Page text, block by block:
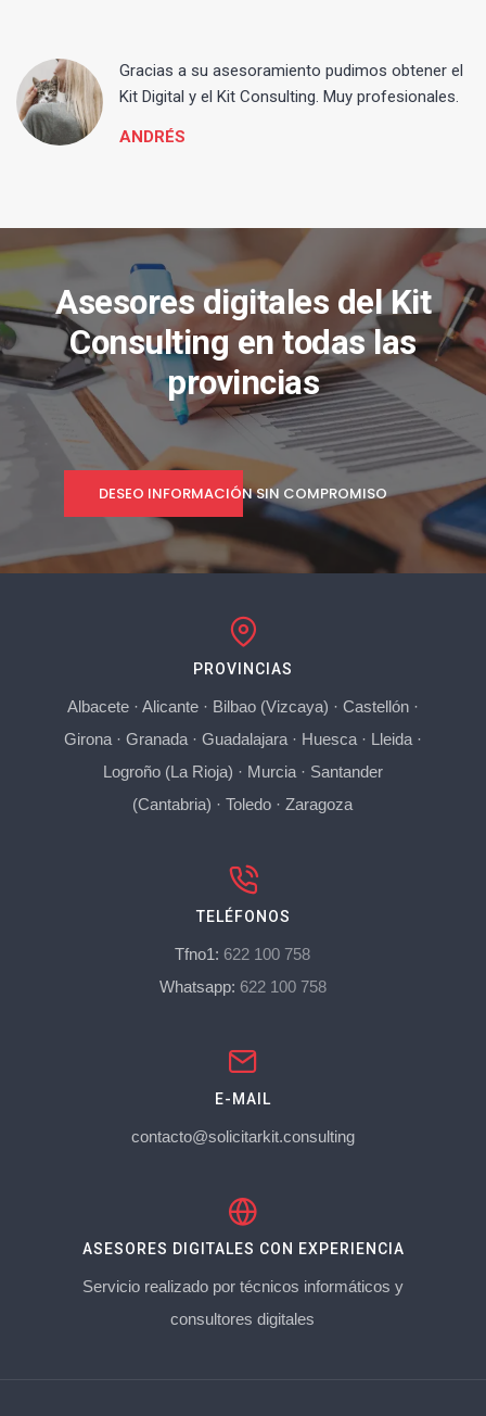
Gracias a su asesoramiento pudimos obtener el
Kit Digital y el Kit Consulting. Muy profesionales.
ANDRÉS
Asesores digitales del Kit
Consulting en todas las
provincias
DESEO INFORMACIÓN SIN COMPROMISO
PROVINCIAS
Albacete· Alicante· Bilbao (Vizcaya) · Castellón·
Girona· Granada· Guadalajara· Huesca· Lleida·
Logroño (La Rioja) · Murcia· Santander
(Cantabria) ·Toledo ·Zaragoza
TELÉFONOS
Tfno1: 622 100 758
Whatsapp: 622 100 758
E-MAIL
contacto@solicitarkit.consulting
ASESORES DIGITALES CON EXPERIENCIA
Servicio realizado por técnicos informáticos y
consultores digitales